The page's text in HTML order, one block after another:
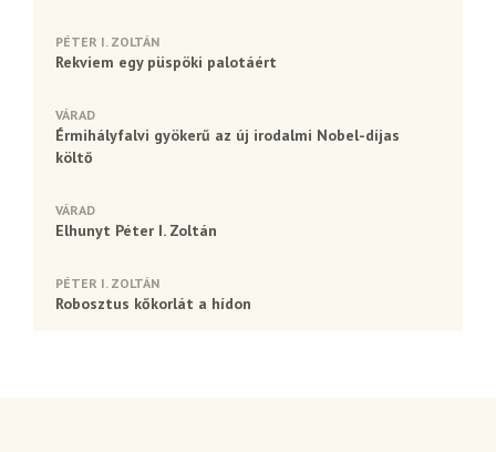
PÉTER I. ZOLTÁN
Rekviem egy püspöki palotáért
VÁRAD
Érmihályfalvi gyökerű az új irodalmi Nobel-díjas
költő
VÁRAD
Elhunyt Péter I. Zoltán
PÉTER I. ZOLTÁN
Robosztus kőkorlát a hídon